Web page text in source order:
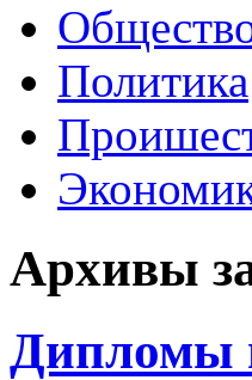
Политика
Архивы
Дипломы